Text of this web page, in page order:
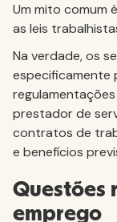
Um mito comum
as leis
Na verdade, os
especificamente
prestador de
contratos de
e benefícios
Questões
emprego